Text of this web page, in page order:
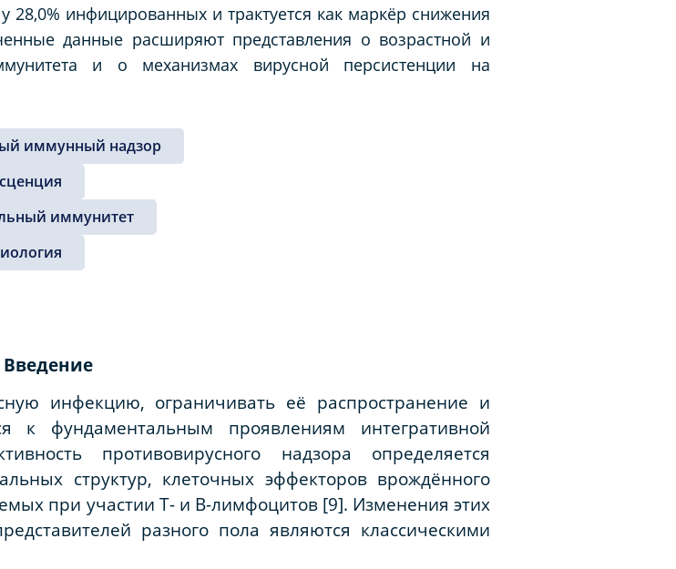
инфицированных и трактуется как маркёр снижения
данные расширяют представления о возрастной и
и о механизмах вирусной персистенции на
иммунный надзор
иммунитет
Введение
инфекцию, ограничивать её распространение и
к фундаментальным проявлениям интегративной
противовирусного надзора определяется
структур, клеточных эффекторов врождённого
при участии Т- и В-лимфоцитов [9]. Изменения этих
разного пола являются классическими